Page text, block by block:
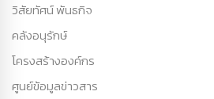
วิสัยทัศน์ พันธกิจ
คลังอนุรักษ์
โครงสร้างองค์กร
ศูนย์ข้อมูลข่าวสาร